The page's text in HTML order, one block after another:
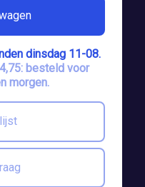
dinsdag 11-08.
besteld voor
morgen.